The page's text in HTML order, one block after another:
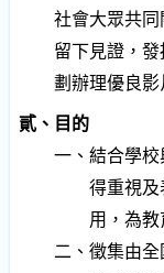
社會大眾共
留下見證，
劃辦理優良影
貳、目的
一、結合學
得重視及
用，為教
二、徵集由